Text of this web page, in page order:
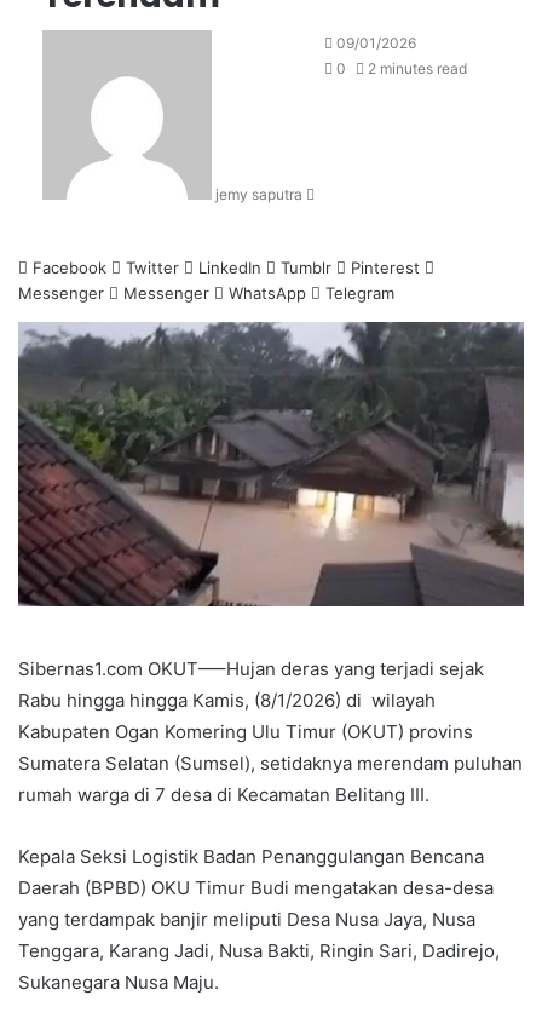
jemy saputra
Send
an
09/01/2026
0
2 minutes read
Facebook Twitter LinkedIn Tumblr
Pinterest
Messenger
Messenger WhatsApp Telegram
Sibernas1.com OKUT—–Hujan deras yang terjadi sejak
Rabu hingga hingga Kamis, (8/1/2026) di wilayah
Kabupaten Ogan Komering Ulu Timur (OKUT) provins
Sumatera Selatan (Sumsel), setidaknya merendam puluhan
rumah warga di 7 desa di Kecamatan Belitang III.
Kepala Seksi Logistik Badan Penanggulangan Bencana
Daerah (BPBD) OKU Timur Budi mengatakan desa-desa
yang terdampak banjir meliputi Desa Nusa Jaya, Nusa
Tenggara, Karang Jadi, Nusa Bakti, Ringin Sari, Dadirejo,
Sukanegara Nusa Maju.